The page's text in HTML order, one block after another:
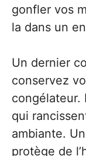
gonfler vos
la dans un
Un dernier
conservez
congélateur.
qui
ambiante.
protège de